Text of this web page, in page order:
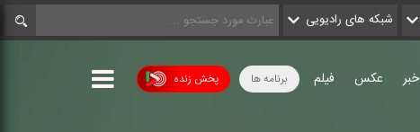
شبکه های رادیویی
پخش زنده برنامه ها خبر عکس فیلم